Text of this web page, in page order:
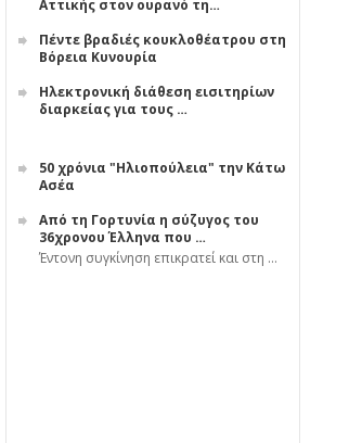
Αττικής στον ουρανό τη…
Πέντε βραδιές κουκλοθέατρου στη
Βόρεια Κυνουρία
Ηλεκτρονική διάθεση εισιτηρίων
διαρκείας για τους …
50 χρόνια "Ηλιοπούλεια" την Κάτω
Ασέα
Από τη Γορτυνία η σύζυγος του
36χρονου Έλληνα που …
Έντονη συγκίνηση επικρατεί και στη …